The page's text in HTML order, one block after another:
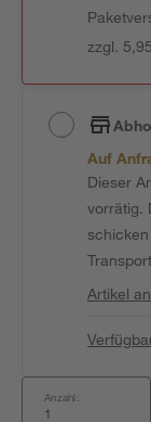
zzgl.
Auf
Dieser
vorrätig.
Artikel
Anzahl: